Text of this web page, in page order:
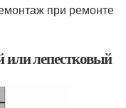
при ремонте
лепестковый